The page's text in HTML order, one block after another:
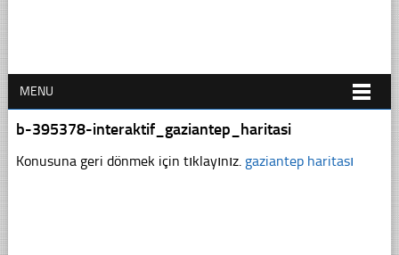
MENU
b-395378-interaktif_gaziantep_haritasi
Konusuna geri dönmek için tıklayınız. gaziantep haritası